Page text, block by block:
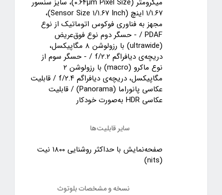
میکرومتر (۰.۶۴µm Pixel Size)، سایز سنسور
۱/۱.۶۷ اینچ (Sensor Size ۱/۱.۶۷ Inch)،
مجهز به فناوری فوکوس اتوماتیک از نوع
PDAF / - حسگر دوم نوع فوق‌عریض
(ultrawide) با رزولوشن ۸ مگاپیکسل،
دریچه‌ی دیافراگم f/۲.۲ / - حسگر سوم از
نوع ماکرو (macro) با رزولوشن ۲
مگاپیکسل، دریچه‌ی دیافراگم f/۲.۴ / قابلیت
عکاسی پانوراما (Panorama) / قابلیت
عکاسی HDR به‌صورت خودکار
سایر قابلیت‌ها
صفحه‌نمایش با حداکثر روشنایی ۱۸۰۰ نیت
(nits)
نسخه و مشخصات بلوتوث